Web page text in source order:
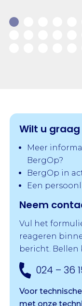
Wilt u graag
Meer
BergOp?
BergOp in
Een
Neem
Vul het
reageren
bericht. Bellen
024 – 36
Voor
met onze